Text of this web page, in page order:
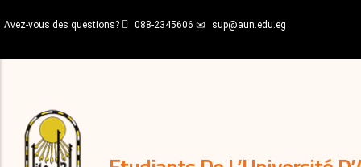
au
principal
Avez-vous des questions? 088-2345606 sup@aun.edu.eg
décisions
Expatriés
Journal